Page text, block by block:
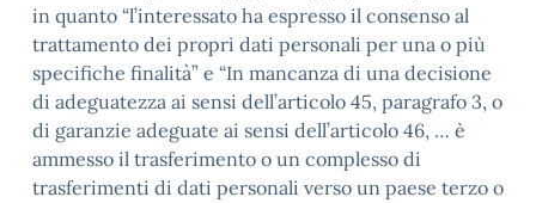
in quanto “l’interessato ha espresso il consenso al
trattamento dei propri dati personali per una o più
specifiche finalità” e “In mancanza di una decisione
di adeguatezza ai sensi dell’articolo 45, paragrafo 3, o
di garanzie adeguate ai sensi dell’articolo 46, … è
ammesso il trasferimento o un complesso di
trasferimenti di dati personali verso un paese terzo o